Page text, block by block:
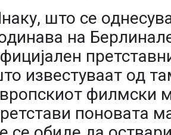
што се
на
известуваат од
филмски
поновата